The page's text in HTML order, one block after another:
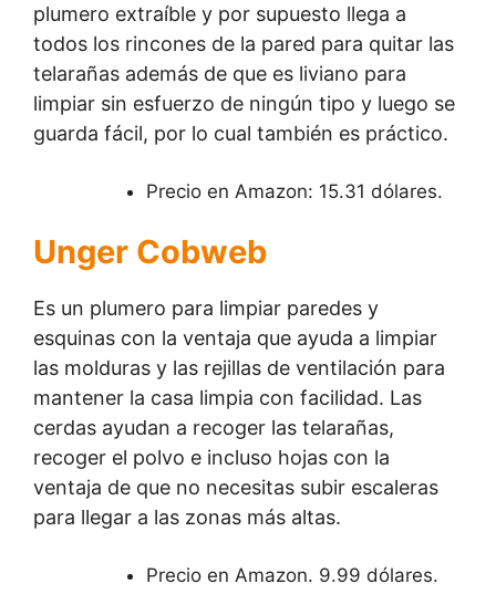
plumero extraíble y por supuesto llega a
todos los rincones de la pared para quitar las
telarañas además de que es liviano para
limpiar sin esfuerzo de ningún tipo y luego se
guarda fácil, por lo cual también es práctico.
Precio en Amazon: 15.31 dólares.
Unger Cobweb
Es un plumero para limpiar paredes y
esquinas con la ventaja que ayuda a limpiar
las molduras y las rejillas de ventilación para
mantener la casa limpia con facilidad. Las
cerdas ayudan a recoger las telarañas,
recoger el polvo e incluso hojas con la
ventaja de que no necesitas subir escaleras
para llegar a las zonas más altas.
Precio en Amazon. 9.99 dólares.